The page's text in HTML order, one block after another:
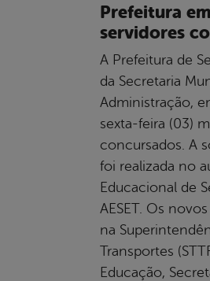
Prefeitura
servidores
A Prefeitura de
da Secretaria
Administração,
sexta-feira (03)
concursados. A
foi realizada no
Educacional de
AESET. Os
na
Transportes
Educação,